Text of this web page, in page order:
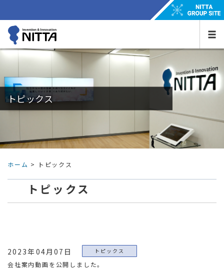
トピックス
ホーム > トピックス
トピックス
2023年04月07日 トピックス
会社案内動画を公開しました。